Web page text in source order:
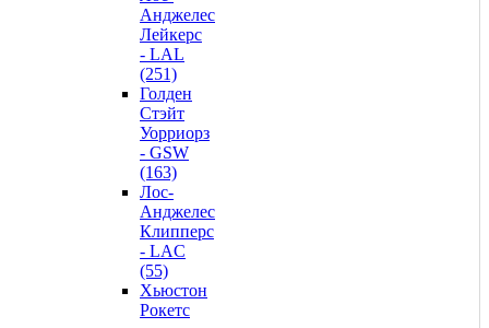
Анджелес
Лейкерс
- LAL
(251)
Голден
Стэйт
Уорриорз
- GSW
(163)
Лос-
Анджелес
Клипперс
- LAC
(55)
Хьюстон
Рокетс